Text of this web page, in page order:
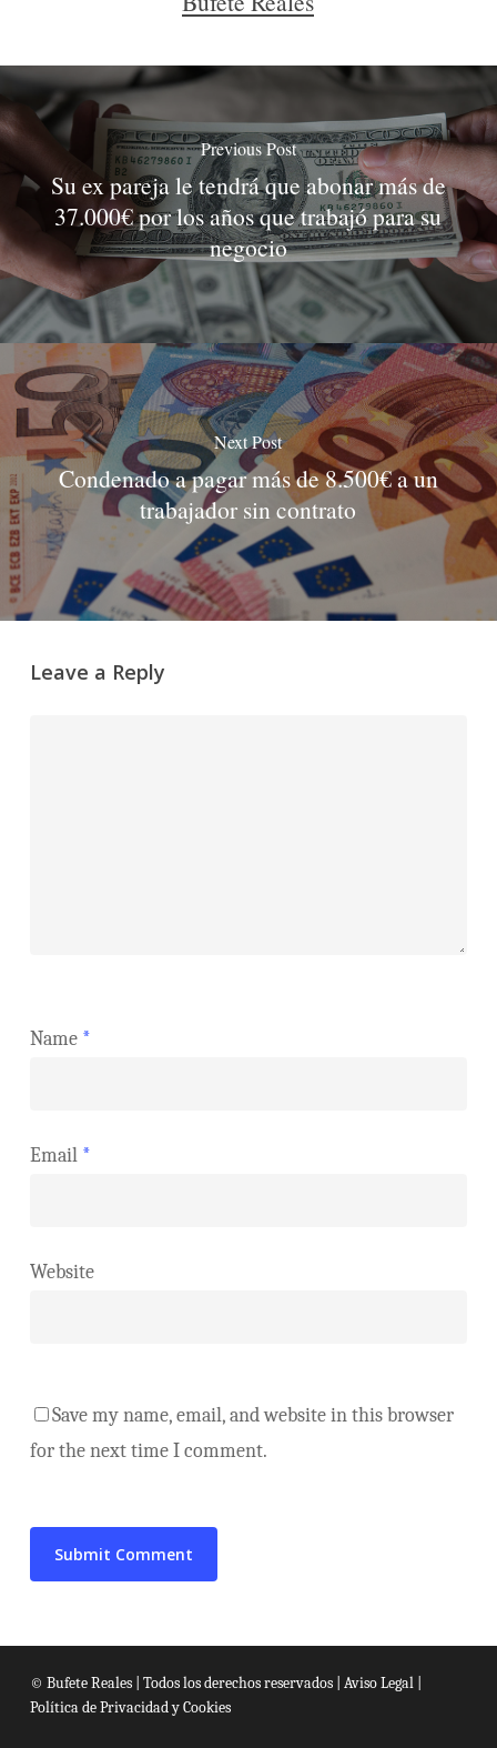
Previous Post
Su ex pareja le tendrá que abonar más de
37.000€ por los años que trabajó para su
negocio
Next Post
Condenado a pagar más de 8.500€ a un
trabajador sin contrato
Leave a Reply
Name *
Email *
Website
Save my name, email, and website in this browser
for the next time I comment.
© Bufete Reales | Todos los derechos reservados | Aviso Legal|
Política de Privacidad y Cookies